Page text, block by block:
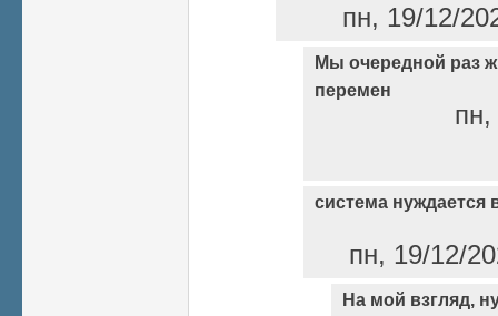
пн, 19/12/
Мы очередной раз
перемен
система
пн, 19/12/
На мой взгляд,